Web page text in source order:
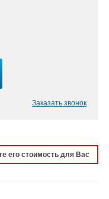
Заказать звонок
его стоимость для Вас